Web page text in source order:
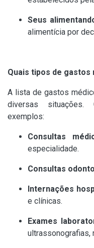
Seus
alimentícia por
Quais tipos de gastos
A lista de gastos
diversas situações.
exemplos:
Consultas
especialidade.
Consultas
Internações
e clínicas.
Exames
ultrassonografias,